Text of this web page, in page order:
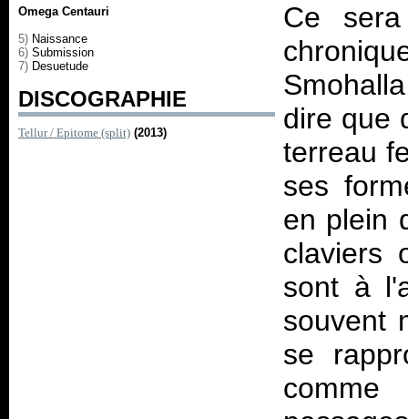
Omega Centauri
5) Naissance
6) Submission
7) Desuetude
DISCOGRAPHIE
Tellur / Epitome (split) (2013)
Ce
dire que
terreau
ses
en plein
claviers
sont à
souvent
se
comme